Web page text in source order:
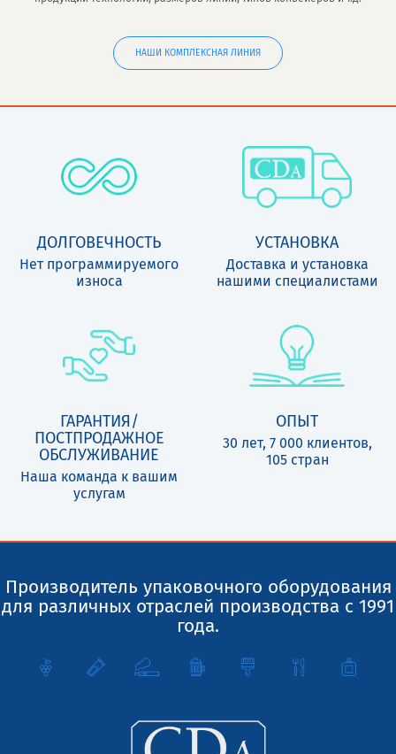
НАШИ КОМПЛЕКСНАЯ ЛИНИЯ
ДОЛГОВЕЧНОСТЬ
Нет программируемого
износа
УСТАНОВКА
Доставка и установка
нашими специалистами
ГАРАНТИЯ/
ПОСТПРОДАЖНОЕ
ОБСЛУЖИВАНИЕ
Наша команда к вашим
услугам
ОПЫТ
30 лет, 7 000 клиентов,
105 стран
Производитель упаковочного оборудования
для различных отраслей производства с 1991
года.